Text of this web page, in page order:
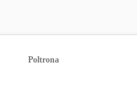
Poltrona